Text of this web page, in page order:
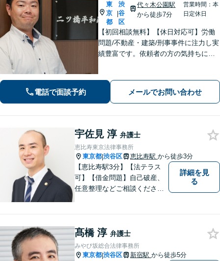
東
京
都
|
渋
谷
区
代々木公園駅
から徒歩7分
営業時間：本
日定休日
【初回相談無料】【休日対応可】労働
問題/不動産・建築/刑事事件に注力し実
績豊富です。依頼者の方の気持ちに寄
電話で面談予約 メールでお問い合わせ
宇佐見 淳 弁護士
恵比寿東京法律事務所
東京都|渋谷区 恵比寿駅 から徒歩3分
【恵比寿駅3分】【法テラス
可】【借金問題】自己破産、
任意整理などご相談ください
料】ご相談者さまに寄り添っ
た解決方法をご提案します！
詳細を見
る
髙橋 淳 弁護士
みやび坂総合法律事務所
東京都|渋谷区 新宿駅 から徒歩5分